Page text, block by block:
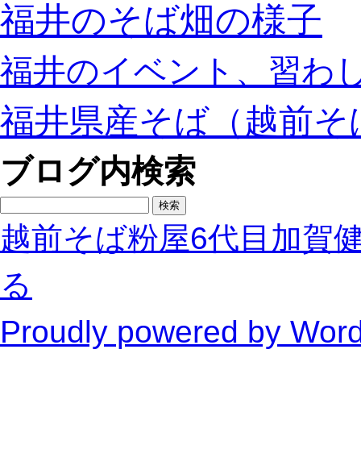
福井のそば畑の様子
福井のイベント、習わ
福井県産そば（越前そ
ブログ内検索
索:
越前そば粉屋6代目加賀
る
Proudly powered by